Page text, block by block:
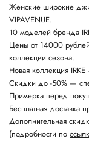
Женские широкие
VIPAVENUE.
10 моделей бренда
Цены от 14000
коллекции сезона.
Новая коллекция
Скидки до -50% —
Примерка перед
Бесплатная доставка
Дополнительная
(подробности по